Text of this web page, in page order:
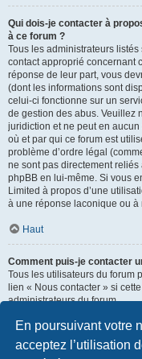
En poursuivant votre
acceptez l’utilisation
Qui dois-je contacter à
à ce forum ?
Tous les administrateurs
contact approprié concernant
réponse de leur part, vous
(dont les informations sont
celui-ci fonctionne sur un
de gestion des abus. Veuillez
juridiction et ne peut en
où et par qui ce forum est
problème d’ordre légal
ne sont pas directement
phpBB en lui-même. Si vous
Limited à propos d’une
à une réponse laconique ou
Haut
Comment puis-je contacter
Tous les utilisateurs du forum
lien « Nous contacter » si
administrateurs du forum.
Les membres du forum